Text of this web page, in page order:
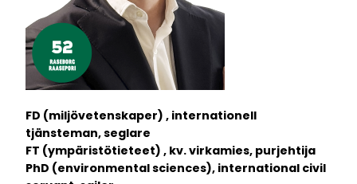
FD (miljövetenskaper) , internationell
tjänsteman, seglare
FT (ympäristötieteet) , kv. virkamies, purjehtija
PhD (environmental sciences), international civil